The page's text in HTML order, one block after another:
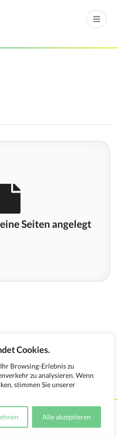
Cookies.
Browsing-Erlebnis zu
zu analysieren. Wenn
stimmen Sie unserer
Alle akzeptieren
Seiten angelegt
Datenschutzerklärung